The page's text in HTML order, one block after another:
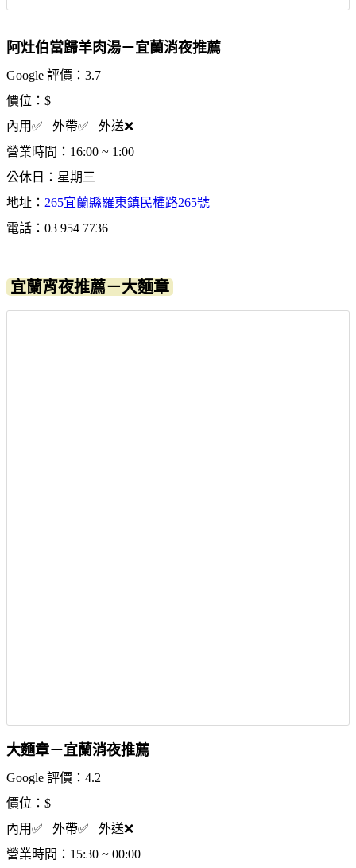
阿灶伯當歸羊肉湯－宜蘭消夜推薦
Google 評價：3.7
價位：$
內用✅ 外帶✅ 外送❌
營業時間：16:00 ~ 1:00
公休日：星期三
地址： 265宜蘭縣羅東鎮民權路265號
電話：03 954 7736
宜蘭宵夜推薦－大麵章
大麵章－宜蘭消夜推薦
Google 評價：4.2
價位：$
內用✅ 外帶✅ 外送❌
營業時間：15:30 ~ 00:00